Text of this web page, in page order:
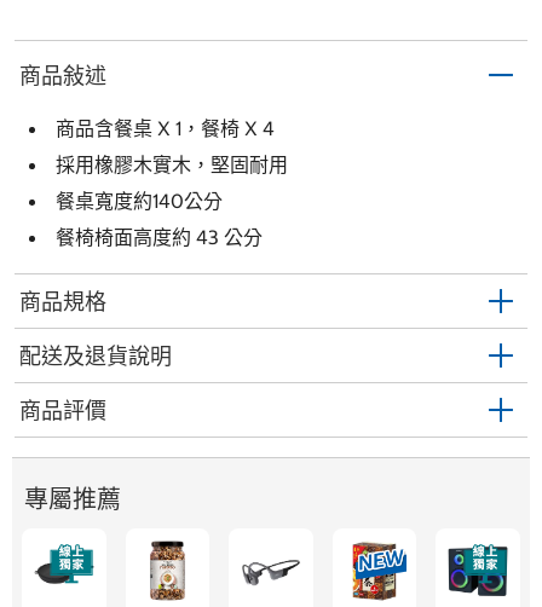
商品敍述
商品含餐桌 X 1，餐椅 X 4
採用橡膠木實木，堅固耐用
餐桌寬度約140公分
餐椅椅面高度約 43 公分
商品規格
配送及退貨說明
商品評價
專屬推薦